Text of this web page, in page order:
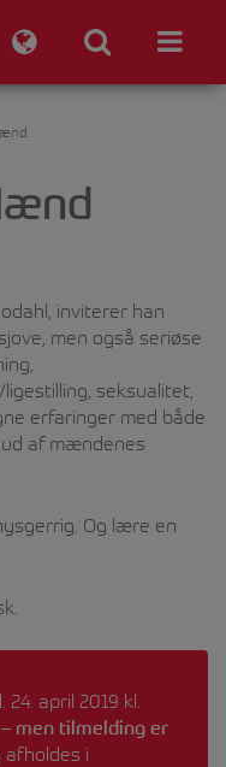
inviterer han
men også seriøse
seksualitet,
erfaringer med både
af mændenes
Og lære en
april 2019 kl.
men tilmelding er
i